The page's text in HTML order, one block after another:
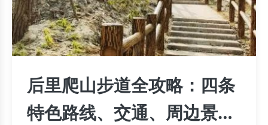
后里爬山步道全攻略：四条
特色路线、交通、周边景点